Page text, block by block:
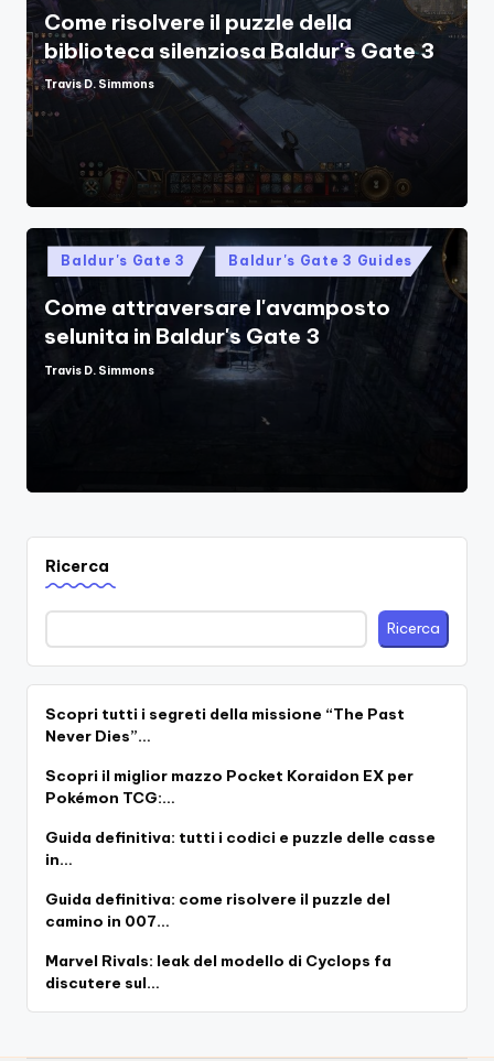
Come risolvere il puzzle della
biblioteca silenziosa Baldur's Gate 3
Posted
Travis D. Simmons
Posted
in
Baldur's Gate 3 Baldur's Gate 3 Guides
Come attraversare l'avamposto
selunita in Baldur's Gate 3
Posted
Travis D. Simmons
Ricerca
Ricerca
Scopri tutti i segreti della missione “The Past
Never Dies”…
Scopri il miglior mazzo Pocket Koraidon EX per
Pokémon TCG:…
Guida definitiva: tutti i codici e puzzle delle casse
in…
Guida definitiva: come risolvere il puzzle del
camino in 007…
Marvel Rivals: leak del modello di Cyclops fa
discutere sul…